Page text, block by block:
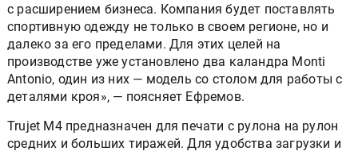
с расширением бизнеса. Компания будет поставлять
спортивную одежду не только в своем регионе, но и
далеко за его пределами. Для этих целей на
производстве уже установлено два каландра Monti
Antonio, один из них — модель со столом для работы с
деталями кроя», — поясняет Ефремов.
Trujet M4 предназначен для печати с рулона на рулон
средних и больших тиражей. Для удобства загрузки и